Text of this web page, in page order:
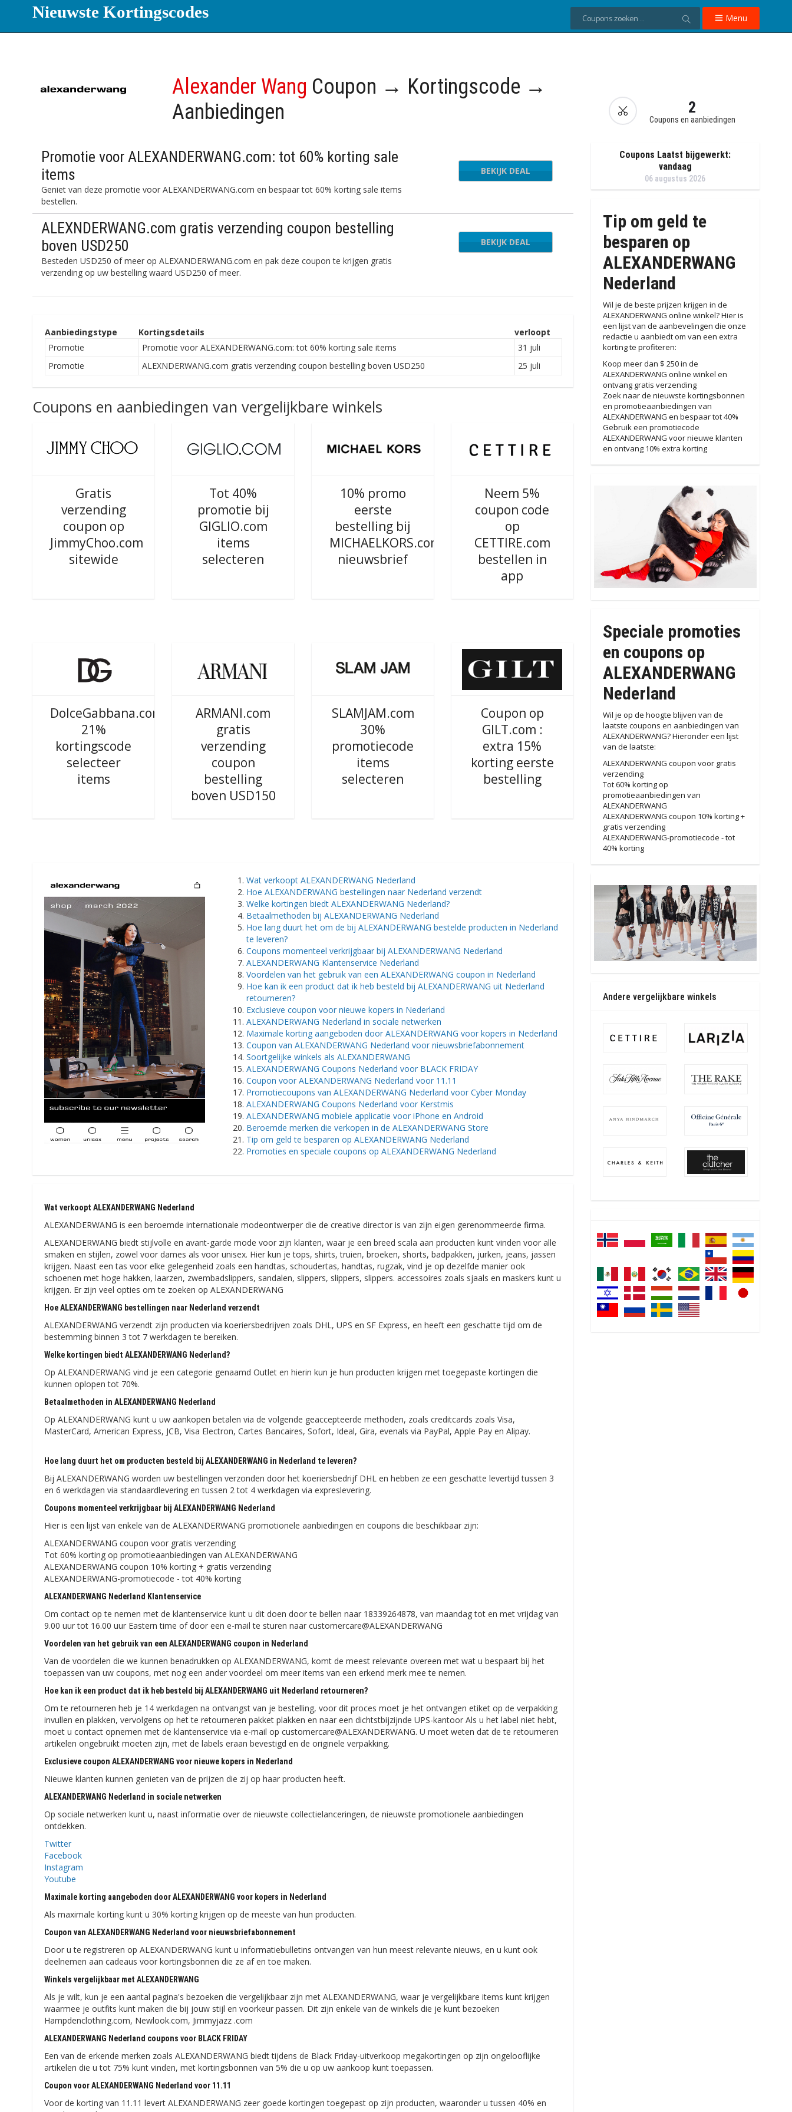
Nieuwste Kortingscodes Menu
Alexander Wang Coupon → Kortingscode →
Aanbiedingen
2
Coupons en aanbiedingen
Promotie voor ALEXANDERWANG.com: tot 60% korting sale
items
Geniet van deze promotie voor ALEXANDERWANG.com en bespaar tot 60% korting sale items
bestellen.
BEKIJK DEAL
ALEXNDERWANG.com gratis verzending coupon bestelling
boven USD250
Besteden USD250 of meer op ALEXANDERWANG.com en pak deze coupon te krijgen gratis
verzending op uw bestelling waard USD250 of meer.
BEKIJK DEAL
Aanbiedingstype Kortingsdetails
verloopt
Promotie
Promotie voor ALEXANDERWANG.com: tot 60% korting sale items
31 juli
Promotie
ALEXNDERWANG.com gratis verzending coupon bestelling boven USD250 25 juli
Coupons en aanbiedingen van vergelijkbare winkels
Gratis
verzending
coupon op
JimmyChoo.com
sitewide
Tot 40%
promotie bij
GIGLIO.com
items
selecteren
10% promo
eerste
bestelling bij
MICHAELKORS.com
nieuwsbrief
Neem 5%
coupon code
op
CETTIRE.com
bestellen in
app
DolceGabbana.com
21%
kortingscode
selecteer
items
ARMANI.com
gratis
verzending
coupon
bestelling
boven USD150
SLAMJAM.com
30%
promotiecode
items
selecteren
Coupon op
GILT.com :
extra 15%
korting eerste
bestelling
​Wat verkoopt ALEXANDERWANG Nederland
Hoe ALEXANDERWANG bestellingen naar Nederland verzendt
Welke kortingen biedt ALEXANDERWANG Nederland?
Betaalmethoden bij ALEXANDERWANG Nederland
Hoe lang duurt het om de bij ALEXANDERWANG bestelde producten in Nederland
te leveren?
Coupons momenteel verkrijgbaar bij ALEXANDERWANG Nederland
ALEXANDERWANG Klantenservice Nederland
Voordelen van het gebruik van een ALEXANDERWANG coupon in Nederland
Hoe kan ik een product dat ik heb besteld bij ALEXANDERWANG uit Nederland
retourneren?
Exclusieve coupon voor nieuwe kopers in Nederland
ALEXANDERWANG Nederland in sociale netwerken
Maximale korting aangeboden door ALEXANDERWANG voor kopers in Nederland
Coupon van ALEXANDERWANG Nederland voor nieuwsbriefabonnement
Soortgelijke winkels als ALEXANDERWANG
ALEXANDERWANG Coupons Nederland voor BLACK FRIDAY
Coupon voor ALEXANDERWANG Nederland voor 11.11
Promotiecoupons van ALEXANDERWANG Nederland voor Cyber ​​​​Monday
ALEXANDERWANG Coupons Nederland voor Kerstmis
ALEXANDERWANG mobiele applicatie voor iPhone en Android
Beroemde merken die verkopen in de ALEXANDERWANG Store
Tip om geld te besparen op ALEXANDERWANG Nederland
Promoties en speciale coupons op ALEXANDERWANG Nederland
Wat verkoopt ALEXANDERWANG Nederland
ALEXANDERWANG is een beroemde internationale modeontwerper die de creative director is van zijn eigen gerenommeerde firma.
ALEXANDERWANG biedt stijlvolle en avant-garde mode voor zijn klanten, waar je een breed scala aan producten kunt vinden voor alle
smaken en stijlen, zowel voor dames als voor unisex. Hier kun je tops, shirts, truien, broeken, shorts, badpakken, jurken, jeans, jassen
krijgen. Naast een tas voor elke gelegenheid zoals een handtas, schoudertas, handtas, rugzak, vind je op dezelfde manier ook
schoenen met hoge hakken, laarzen, zwembadslippers, sandalen, slippers, slippers, slippers. accessoires zoals sjaals en maskers kunt u
krijgen. Er zijn veel opties om te zoeken op ALEXANDERWANG
Hoe ALEXANDERWANG bestellingen naar Nederland verzendt
ALEXANDERWANG verzendt zijn producten via koeriersbedrijven zoals DHL, UPS en SF Express, en heeft een geschatte tijd om de
bestemming binnen 3 tot 7 werkdagen te bereiken.
Welke kortingen biedt ALEXANDERWANG Nederland?
Op ALEXANDERWANG vind je een categorie genaamd Outlet en hierin kun je hun producten krijgen met toegepaste kortingen die
kunnen oplopen tot 70%.
Betaalmethoden in ALEXANDERWANG Nederland
Op ALEXANDERWANG kunt u uw aankopen betalen via de volgende geaccepteerde methoden, zoals creditcards zoals Visa,
MasterCard, American Express, JCB, Visa Electron, Cartes Bancaires, Sofort, Ideal, Gira, evenals via PayPal, Apple Pay en Alipay.
Hoe lang duurt het om producten besteld bij ALEXANDERWANG in Nederland te leveren?
Bij ALEXANDERWANG worden uw bestellingen verzonden door het koeriersbedrijf DHL en hebben ze een geschatte levertijd tussen 3
en 6 werkdagen via standaardlevering en tussen 2 tot 4 werkdagen via expreslevering.
Coupons momenteel verkrijgbaar bij ALEXANDERWANG Nederland
Hier is een lijst van enkele van de ALEXANDERWANG promotionele aanbiedingen en coupons die beschikbaar zijn:
ALEXANDERWANG coupon voor gratis verzending
Tot 60% korting op promotieaanbiedingen van ALEXANDERWANG
ALEXANDERWANG coupon 10% korting + gratis verzending
ALEXANDERWANG-promotiecode - tot 40% korting
ALEXANDERWANG Nederland Klantenservice
Om contact op te nemen met de klantenservice kunt u dit doen door te bellen naar 18339264878, van maandag tot en met vrijdag van
9.00 uur tot 16.00 uur Eastern time of door een e-mail te sturen naar customercare@ALEXANDERWANG
Voordelen van het gebruik van een ALEXANDERWANG coupon in Nederland
Van de voordelen die we kunnen benadrukken op ALEXANDERWANG, komt de meest relevante overeen met wat u bespaart bij het
toepassen van uw coupons, met nog een ander voordeel om meer items van een erkend merk mee te nemen.
Hoe kan ik een product dat ik heb besteld bij ALEXANDERWANG uit Nederland retourneren?
Om te retourneren heb je 14 werkdagen na ontvangst van je bestelling, voor dit proces moet je het ontvangen etiket op de verpakking
invullen en plakken, vervolgens op het te retourneren pakket plakken en naar een dichtstbijzijnde UPS-kantoor Als u het label niet hebt,
moet u contact opnemen met de klantenservice via e-mail op customercare@ALEXANDERWANG. U moet weten dat de te retourneren
artikelen ongebruikt moeten zijn, met de labels eraan bevestigd en de originele verpakking.
Exclusieve coupon ALEXANDERWANG voor nieuwe kopers in Nederland
Nieuwe klanten kunnen genieten van de prijzen die zij op haar producten heeft.
ALEXANDERWANG Nederland in sociale netwerken
Op sociale netwerken kunt u, naast informatie over de nieuwste collectielanceringen, de nieuwste promotionele aanbiedingen
ontdekken.
Twitter
Facebook
Instagram
Youtube
Maximale korting aangeboden door ALEXANDERWANG voor kopers in Nederland
Als maximale korting kunt u 30% korting krijgen op de meeste van hun producten.
Coupon van ALEXANDERWANG Nederland voor nieuwsbriefabonnement
Door u te registreren op ALEXANDERWANG kunt u informatiebulletins ontvangen van hun meest relevante nieuws, en u kunt ook
deelnemen aan cadeaus voor kortingsbonnen die ze af en toe maken.
Winkels vergelijkbaar met ALEXANDERWANG
Als je wilt, kun je een aantal pagina's bezoeken die vergelijkbaar zijn met ALEXANDERWANG, waar je vergelijkbare items kunt krijgen
waarmee je outfits kunt maken die bij jouw stijl en voorkeur passen. Dit zijn enkele van de winkels die je kunt bezoeken
Hampdenclothing.com, Newlook.com, Jimmyjazz .com
ALEXANDERWANG Nederland coupons voor BLACK FRIDAY
Een van de erkende merken zoals ALEXANDERWANG biedt tijdens de Black Friday-uitverkoop megakortingen op zijn ongelooflijke
artikelen die u tot 75% kunt vinden, met kortingsbonnen van 5% die u op uw aankoop kunt toepassen.
Coupon voor ALEXANDERWANG Nederland voor 11.11
Voor de korting van 11.11 levert ALEXANDERWANG zeer goede kortingen toegepast op zijn producten, waaronder u tussen 40% en
Coupons Laatst bijgewerkt:
vandaag
06 augustus 2026
Tip om geld te
besparen op
ALEXANDERWANG
Nederland
Wil je de beste prijzen krijgen in de
ALEXANDERWANG online winkel? Hier is
een lijst van de aanbevelingen die onze
redactie u aanbiedt om van een extra
korting te profiteren:
Koop meer dan $ 250 in de
ALEXANDERWANG online winkel en
ontvang gratis verzending
Zoek naar de nieuwste kortingsbonnen
en promotieaanbiedingen van
ALEXANDERWANG en bespaar tot 40%
Gebruik een promotiecode
ALEXANDERWANG voor nieuwe klanten
en ontvang 10% extra korting
Speciale promoties
en coupons op
ALEXANDERWANG
Nederland
Wil je op de hoogte blijven van de
laatste coupons en aanbiedingen van
ALEXANDERWANG? Hieronder een lijst
van de laatste:
ALEXANDERWANG coupon voor gratis
verzending
Tot 60% korting op
promotieaanbiedingen van
ALEXANDERWANG
ALEXANDERWANG coupon 10% korting +
gratis verzending
ALEXANDERWANG-promotiecode - tot
40% korting
Andere vergelijkbare winkels